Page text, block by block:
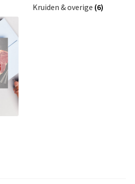
Kruiden & overige (6)